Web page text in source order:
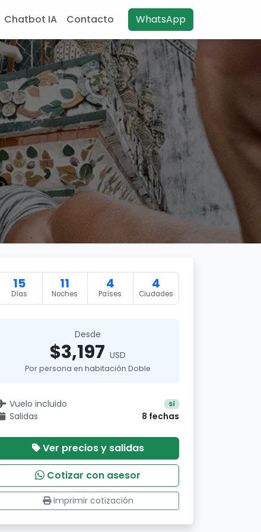
Chatbot IA Contacto WhatsApp
15
Días
11
Noches
4
Países
4
Ciudades
Desde
$3,197 USD
Por persona en habitación Doble
Vuelo incluido Sí
Salidas 8 fechas
Ver precios y salidas
Cotizar con asesor
Imprimir cotización